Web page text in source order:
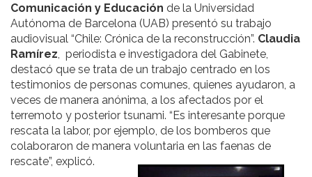
Comunicación y Educación de la Universidad
Autónoma de Barcelona (UAB) presentó su trabajo
audiovisual “Chile: Crónica de la reconstrucción”. Claudia
Ramírez, periodista e investigadora del Gabinete,
destacó que se trata de un trabajo centrado en los
testimonios de personas comunes, quienes ayudaron, a
veces de manera anónima, a los afectados por el
terremoto y posterior tsunami. “Es interesante porque
rescata la labor, por ejemplo, de los bomberos que
colaboraron de manera voluntaria en las faenas de
rescate”, explicó.